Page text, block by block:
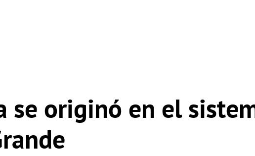
se originó en el